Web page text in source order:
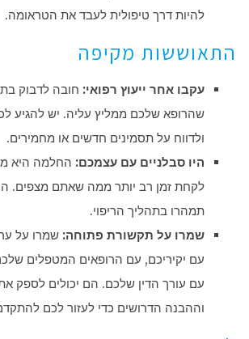
להיות דרך טיפולית לעבד את הטראומה.
התאוששות מקיפה
עקבו אחר ייעוץ רפואי:חובה לדבוק
שהרופא שלכם ממליץ עליה. יש להגיע
ולדווח על תסמינים חדשים או מחמירים.
היו סבלניים עם עצמכם:החלמה היא
לקחת זמן רב יותר ממה שאתם מצפים.
תמהרו בתהליך הריפוי.
שמרו על תקשורת פתוחה:שמרו על
עם יקיריכם, עם הרופאים המטפלים
עם עורך הדין שלכם. הם יכולים לספק את
וההבנה הדרושים כדי לעזור לכם להתקדם.